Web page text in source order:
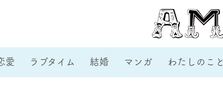
愛 ラブタイム 結婚 マンガ わたしのこと